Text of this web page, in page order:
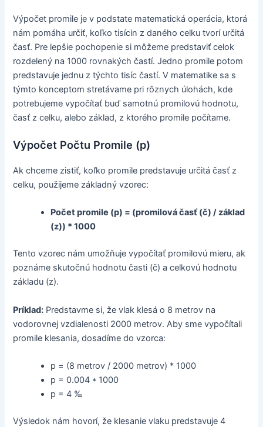
Výpočet promile je v podstate matematická operácia, ktorá
nám pomáha určiť, koľko tisícin z daného celku tvorí určitá
časť. Pre lepšie pochopenie si môžeme predstaviť celok
rozdelený na 1000 rovnakých častí. Jedno promile potom
predstavuje jednu z týchto tisíc častí. V matematike sa s
týmto konceptom stretávame pri rôznych úlohách, kde
potrebujeme vypočítať buď samotnú promilovú hodnotu,
časť z celku, alebo základ, z ktorého promile počítame.
Výpočet Počtu Promile (p)
Ak chceme zistiť, koľko promile predstavuje určitá časť z
celku, použijeme základný vzorec:
Počet promile (p) = (promilová časť (č) / základ
(z)) * 1000
Tento vzorec nám umožňuje vypočítať promilovú mieru, ak
poznáme skutočnú hodnotu časti (č) a celkovú hodnotu
základu (z).
Príklad: Predstavme si, že vlak klesá o 8 metrov na
vodorovnej vzdialenosti 2000 metrov. Aby sme vypočítali
promile klesania, dosadíme do vzorca:
p = (8 metrov / 2000 metrov) * 1000
p = 0.004 * 1000
p = 4 ‰
Výsledok nám hovorí, že klesanie vlaku predstavuje 4